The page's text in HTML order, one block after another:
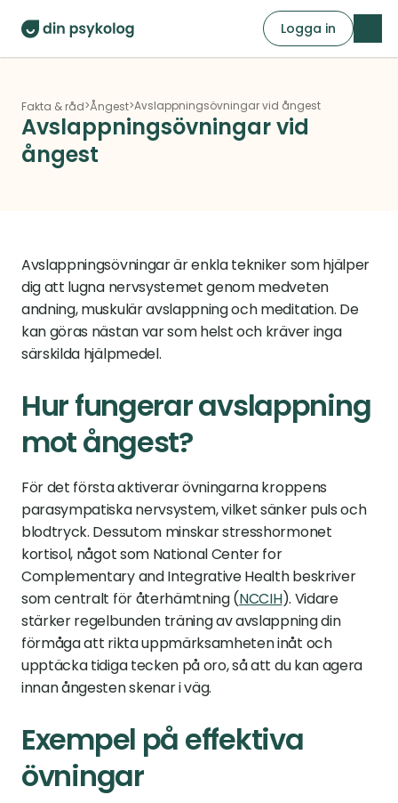
Logga in
Fakta & råd>Ångest>Avslappningsövningar vid ångest
Avslappningsövningar vid
ångest
Avslappningsövningar är enkla tekniker som hjälper
dig att lugna nervsystemet genom medveten
andning, muskulär avslappning och meditation. De
kan göras nästan var som helst och kräver inga
särskilda hjälpmedel.
Hur fungerar avslappning
mot ångest?
För det första aktiverar övningarna kroppens
parasympatiska nervsystem, vilket sänker puls och
blodtryck. Dessutom minskar stresshormonet
kortisol, något som National Center for
Complementary and Integrative Health beskriver
som centralt för återhämtning (NCCIH). Vidare
stärker regelbunden träning av avslappning din
förmåga att rikta uppmärksamheten inåt och
upptäcka tidiga tecken på oro, så att du kan agera
innan ångesten skenar i väg.
Exempel på effektiva
övningar